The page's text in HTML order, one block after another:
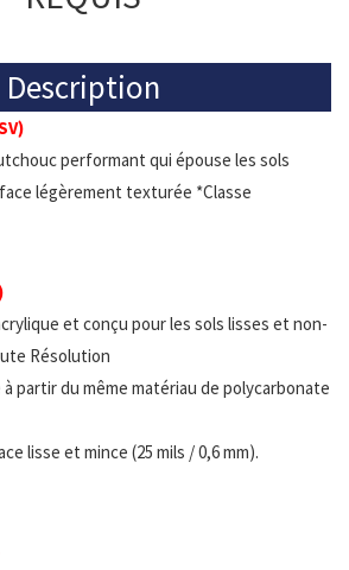
Description
performant qui épouse les sols
légèrement texturée *Classe
et conçu pour les sols lisses et non-
Résolution
à partir du même matériau de polycarbonate
lisse et mince (25 mils / 0,6 mm).